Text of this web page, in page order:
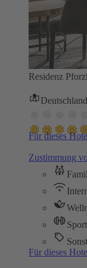
Residenz
Für dieses
Zustimmung
Sport
Für dieses